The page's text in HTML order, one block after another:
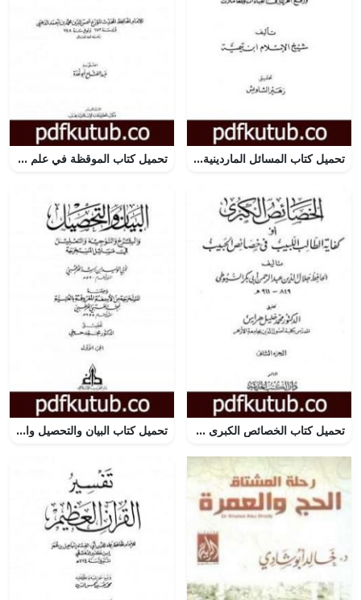
تحميل كتاب المسائل الماردينية في فقه الكتاب والسنة ورفع الحرج في العبادات والمعاملات PDF تأليف ابن تيمية مجانا [كامل] تحميل كتاب الموقظة في علم مصطلح الحديث للذهبي PDF تأليف عبد الفتاح أبو غدة مجانا [كامل]
تحميل كتاب الخصائص الكبرى أو كفاية الطالب اللبيب في خصائص الحبيب – مجلد 2 PDF تأليف جلال الدين السيوطي مجانا [كامل] تحميل كتاب البيان والتحصيل والشرح والتوجيه والتعليل – الجزء الأول PDF تأليف ابن رشد مجانا [كامل]